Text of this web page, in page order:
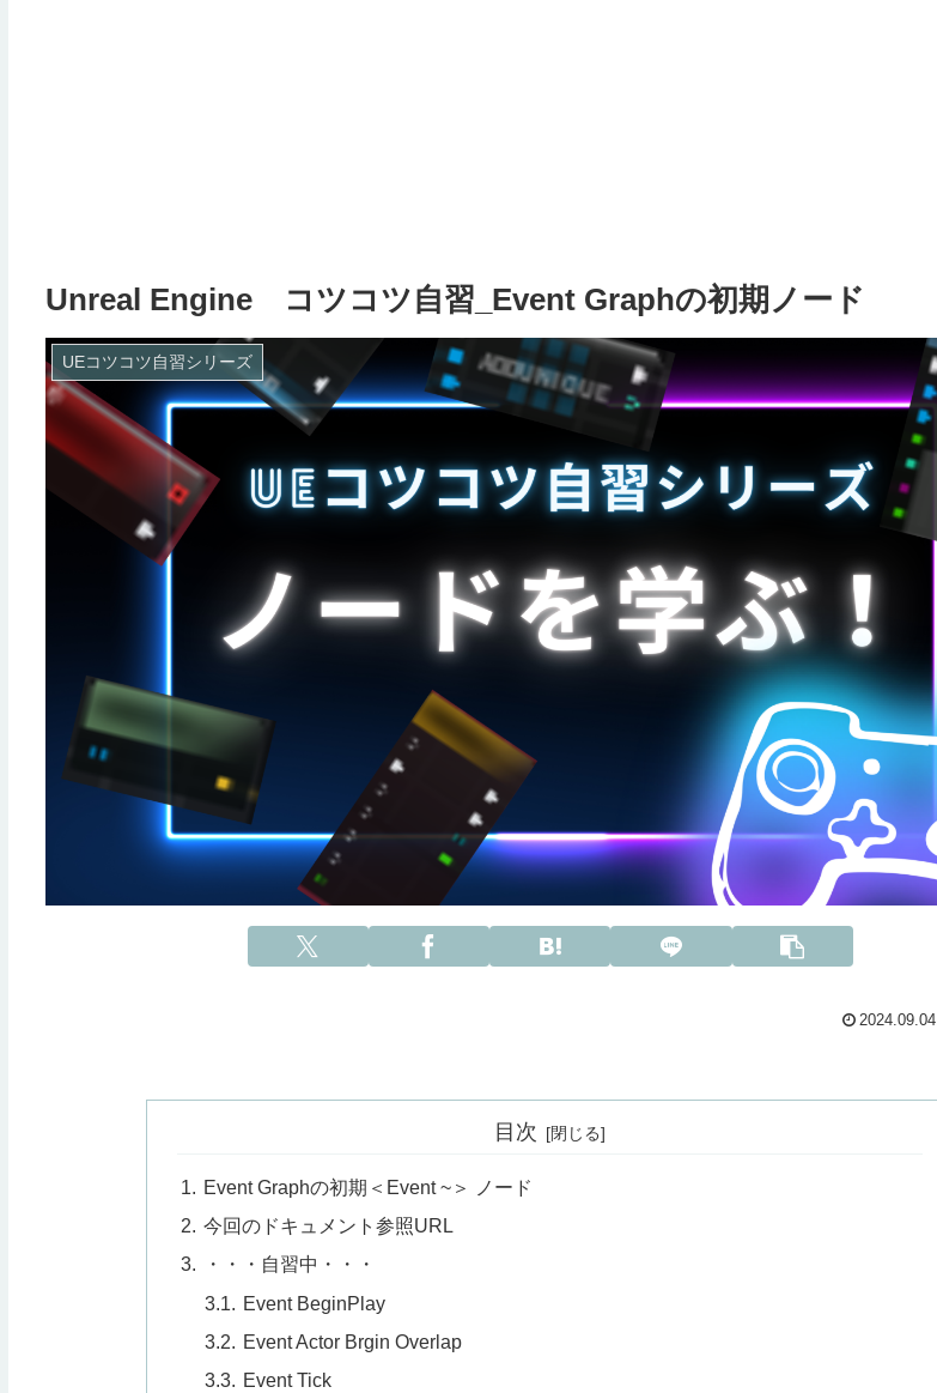
Unreal Engine コツコツ自習_Event Graphの初期ノード
UEコツコツ自習シリーズ
2024.09.04
目次
Event Graphの初期＜Event ~＞ ノード
今回のドキュメント参照URL
・・・自習中・・・
Event BeginPlay
Event Actor Brgin Overlap
Event Tick